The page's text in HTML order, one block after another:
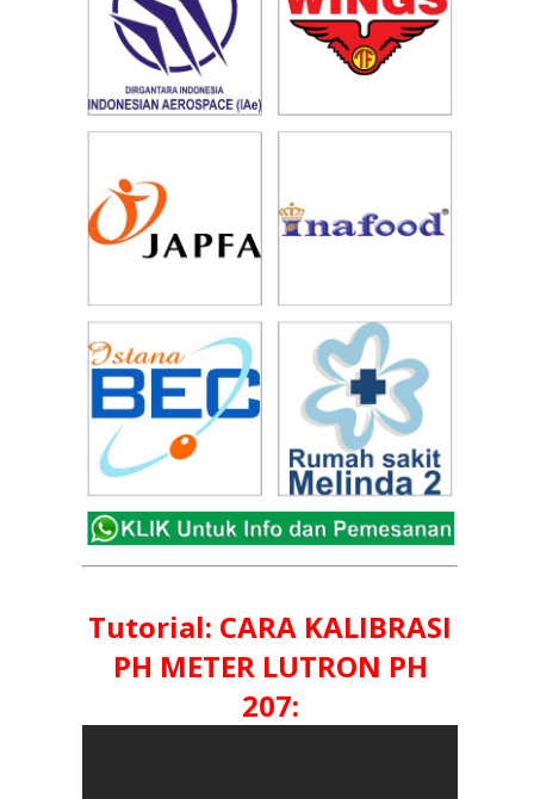
Tutorial: CARA KALIBRASI
PH METER LUTRON PH
207: